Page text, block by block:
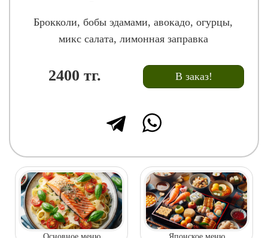
Брокколи, бобы эдамами, авокадо, огурцы,
микс салата, лимонная заправка
2400 тг. В заказ!